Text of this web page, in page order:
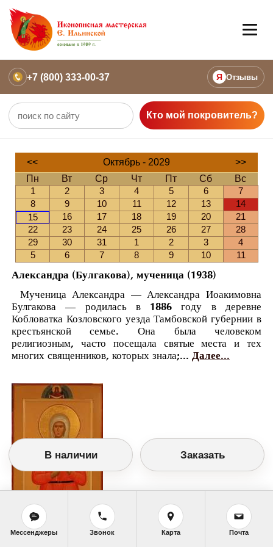
+7 (800) 333-00-37 Я Отзывы
Кто мой покровитель?
<< Октябрь - 2029
>>
Пн
Вт Ср Чт Пт Сб
Вс
1
2 3 4 5 6
7
8
9 10 11 12 13
14
15
16 17 18 19 20
21
22
23 24 25 26 27
28
29
30 31 1 2 3
4
5
6 7 8 9 10 11
Александра (Булгакова), мученица (1938)
Мученица Александра — Александра Иоакимовна
Булгакова — родилась в 1886 году в деревне
Кобловатка Козловского уезда Тамбовской губернии в
крестьянской семье. Она была человеком
религиозным, часто посещала святые места и тех
многих священников, которых знала;... Далее...
В наличии Заказать
Мессенджеры Звонок Карта Почта